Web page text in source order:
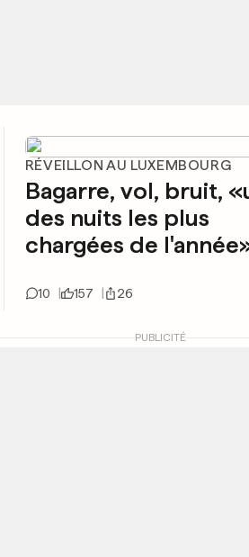
RÉVEILLON AU LUXEMBOURG
Bagarre, vol, bruit,
des nuits les plus
chargées de
10 157 26
PUBLICITÉ